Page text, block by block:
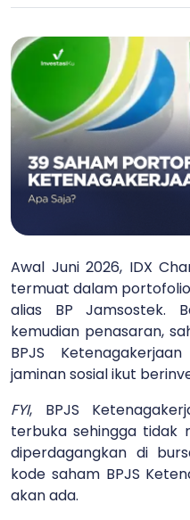
Awal Juni 2026, IDX
termuat dalam
alias BP Jamsostek.
kemudian penasaran,
BPJS
jaminan sosial ikut
FYI, BPJS
terbuka sehingga tidak
diperdagangkan di
kode saham BPJS
akan ada.